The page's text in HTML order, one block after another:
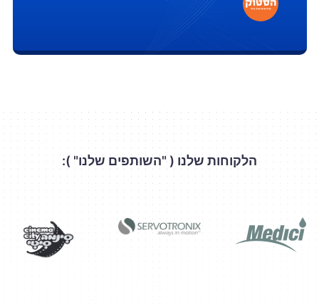
הלקוחות שלנו ( "השותפים שלנו" ):